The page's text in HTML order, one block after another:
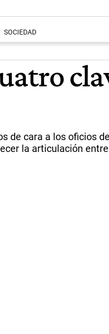
SOCIEDAD
de cara a los oficios
la articulación